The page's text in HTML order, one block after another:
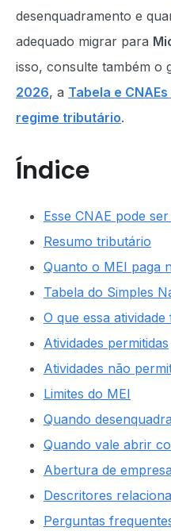
desenquadramento e
adequado migrar para
isso, consulte também o
2026, a Tabela e CNAEs
regime tributário.
Índice
Esse CNAE pode
Resumo tributário
Quanto o MEI paga
Tabela do Simples
O que essa
Atividades permitidas
Atividades não
Limites do MEI
Quando
Quando vale abrir
Abertura de
Descritores
Perguntas